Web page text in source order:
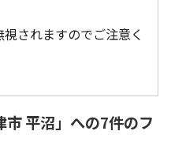
されますのでご注意く
市 平沼」への7件のフ